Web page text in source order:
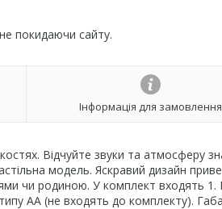
покидаючи сайту.
Інформація для замовлення
Відчуйте звуки та атмосферу
модель. Яскравий дизайн
чи родиною. У комплект входять 1.
АА (не входять до комплекту).